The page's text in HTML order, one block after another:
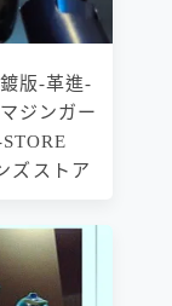
版-革進-
ジンガー
ズストア